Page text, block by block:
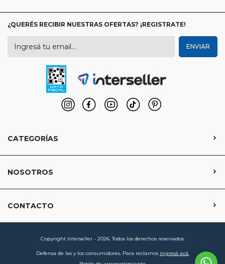
¿QUERÉS RECIBIR NUESTRAS OFERTAS? ¡REGISTRATE!
CATEGORÍAS
NOSOTROS
CONTACTO
Copyright Interseller - 2026. Todos los derechos reservados.
Defensa de las y los consumidores. Para reclamos ingresá acá.